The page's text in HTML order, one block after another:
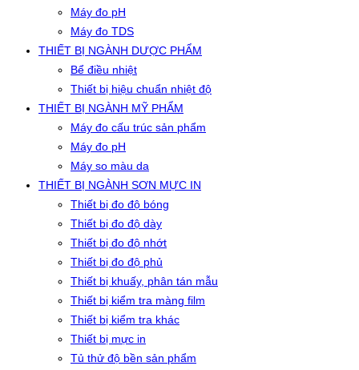
Máy đo pH
Máy đo TDS
THIẾT BỊ NGÀNH DƯỢC PHẨM
Bể điều nhiệt
Thiết bị hiệu chuẩn nhiệt độ
THIẾT BỊ NGÀNH MỸ PHẨM
Máy đo cấu trúc sản phẩm
Máy đo pH
Máy so màu da
THIẾT BỊ NGÀNH SƠN MỰC IN
Thiết bị đo độ bóng
Thiết bị đo độ dày
Thiết bị đo độ nhớt
Thiết bị đo độ phủ
Thiết bị khuấy, phân tán mẫu
Thiết bị kiểm tra màng film
Thiết bị kiểm tra khác
Thiết bị mực in
Tủ thử độ bền sản phẩm